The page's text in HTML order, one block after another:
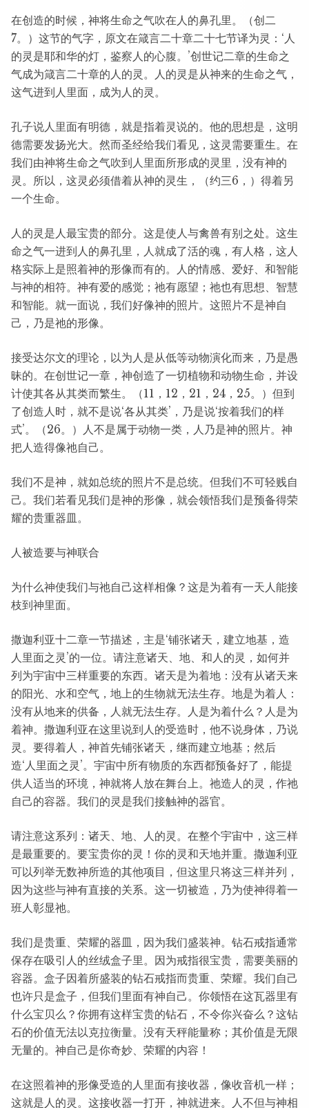
在创造的时候，神将生命之气吹在人的鼻孔里。（创二
7。）这节的气字，原文在箴言二十章二十七节译为灵：‘人
的灵是耶和华的灯，鉴察人的心腹。’创世记二章的生命之
气成为箴言二十章的人的灵。人的灵是从神来的生命之气，
这气进到人里面，成为人的灵。
孔子说人里面有明德，就是指着灵说的。他的思想是，这明
德需要发扬光大。然而圣经给我们看见，这灵需要重生。在
我们由神将生命之气吹到人里面所形成的灵里，没有神的
灵。所以，这灵必须借着从神的灵生，（约三6，）得着另
一个生命。
人的灵是人最宝贵的部分。这是使人与禽兽有别之处。这生
命之气一进到人的鼻孔里，人就成了活的魂，有人格，这人
格实际上是照着神的形像而有的。人的情感、爱好、和智能
与神的相符。神有爱的感觉；祂有愿望；祂也有思想、智慧
和智能。就一面说，我们好像神的照片。这照片不是神自
己，乃是祂的形像。
接受达尔文的理论，以为人是从低等动物演化而来，乃是愚
昧的。在创世记一章，神创造了一切植物和动物生命，并设
计使其各从其类而繁生。（11，12，21，24，25。）但到
了创造人时，就不是说‘各从其类’，乃是说‘按着我们的样
式’。（26。）人不是属于动物一类，人乃是神的照片。神
把人造得像祂自己。
我们不是神，就如总统的照片不是总统。但我们不可轻贱自
己。我们若看见我们是神的形像，就会领悟我们是预备得荣
耀的贵重器皿。
人被造要与神联合
为什么神使我们与祂自己这样相像？这是为着有一天人能接
枝到神里面。
撒迦利亚十二章一节描述，主是‘铺张诸天，建立地基，造
人里面之灵’的一位。请注意诸天、地、和人的灵，如何并
列为宇宙中三样重要的东西。诸天是为着地：没有从诸天来
的阳光、水和空气，地上的生物就无法生存。地是为着人：
没有从地来的供备，人就无法生存。人是为着什么？人是为
着神。撒迦利亚在这里说到人的受造时，他不说身体，乃说
灵。要得着人，神首先铺张诸天，继而建立地基；然后
造‘人里面之灵’。宇宙中所有物质的东西都预备好了，能提
供人适当的环境，神就将人放在舞台上。祂造人的灵，作祂
自己的容器。我们的灵是我们接触神的器官。
请注意这系列：诸天、地、人的灵。在整个宇宙中，这三样
是最重要的。要宝贵你的灵！你的灵和天地并重。撒迦利亚
可以列举无数神所造的其他项目，但这里只将这三样并列，
因为这些与神有直接的关系。这一切被造，乃为使神得着一
班人彰显祂。
我们是贵重、荣耀的器皿，因为我们盛装神。钻石戒指通常
保存在吸引人的丝绒盒子里。因为戒指很宝贵，需要美丽的
容器。盒子因着所盛装的钻石戒指而贵重、荣耀。我们自己
也许只是盒子，但我们里面有神自己。你领悟在这瓦器里有
什么宝贝么？你拥有这样宝贵的钻石，不令你兴奋么？这钻
石的价值无法以克拉衡量。没有天秤能量称；其价值是无限
无量的。神自己是你奇妙、荣耀的内容！
在这照着神的形像受造的人里面有接收器，像收音机一样；
这就是人的灵。这接收器一打开，神就进来。人不但与神相